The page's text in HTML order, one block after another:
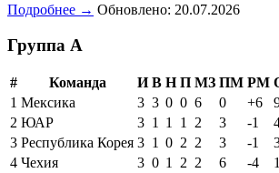
Подробнее → Обновлено: 20.07.2026
Группа A
# Команда И В Н П МЗ ПМ РМ
1 Мексика 3 3 0 0 6 0 +6
2 ЮАР 3 1 1 1 2 3 -1
3 Республика Корея 3 1 0 2 2 3 -1
4 Чехия 3 0 1 2 2 6 -4
1